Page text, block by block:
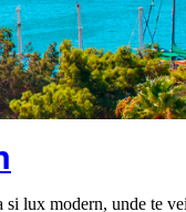
lux modern, unde te